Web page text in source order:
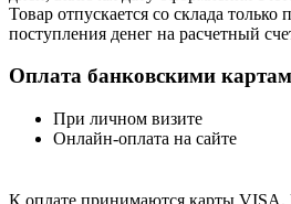
Товар отпускается со склада только
поступления денег на расчетный
Оплата банковскими
При личном визите
Онлайн-оплата на сайте
К оплате принимаются карты